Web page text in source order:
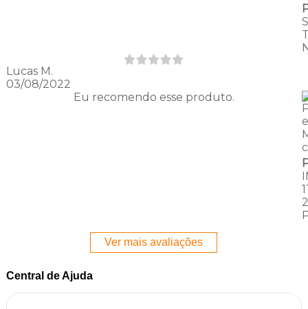
Lucas M.
03/08/2022
Eu recomendo esse produto.
Ver mais avaliações
Central de Ajuda